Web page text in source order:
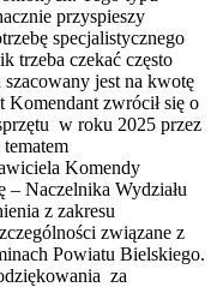
przyspieszy
specjalistycznego
trzeba czekać często
jest na kwotę
Komendant zwrócił się o
w roku 2025 przez
Komendy
– Naczelnika Wydziału
z zakresu
związane z
Powiatu Bielskiego.
za